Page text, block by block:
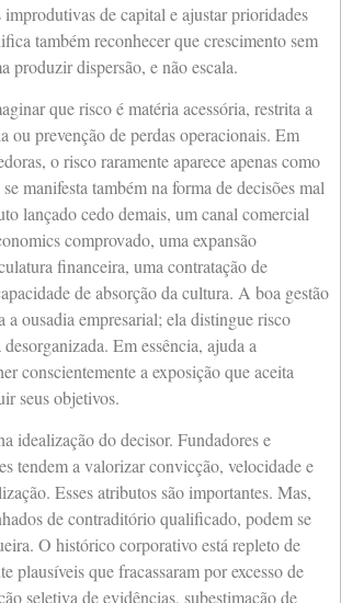
de capital e ajustar prioridades
também reconhecer que crescimento sem
produzir dispersão, e não escala.
que risco é matéria acessória, restrita a
ou prevenção de perdas operacionais. Em
o risco raramente aparece apenas como
manifesta também na forma de decisões mal
lançado cedo demais, um canal comercial
comprovado, uma expansão
financeira, uma contratação de
de absorção da cultura. A boa gestão
a ousadia empresarial; ela distingue risco
Em essência, ajuda a
conscientemente a exposição que aceita
seus objetivos.
idealização do decisor. Fundadores e
tendem a valorizar convicção, velocidade e
Esses atributos são importantes. Mas,
de contraditório qualificado, podem se
O histórico corporativo está repleto de
plausíveis que fracassaram por excesso de
seletiva de evidências, subestimação de